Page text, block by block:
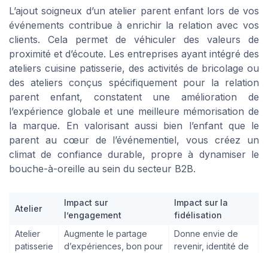
L’ajout soigneux d’un atelier parent enfant lors de vos
événements contribue à enrichir la relation avec vos
clients. Cela permet de véhiculer des valeurs de
proximité et d’écoute. Les entreprises ayant intégré des
ateliers cuisine patisserie, des activités de bricolage ou
des ateliers conçus spécifiquement pour la relation
parent enfant, constatent une amélioration de
l’expérience globale et une meilleure mémorisation de
la marque. En valorisant aussi bien l’enfant que le
parent au cœur de l’événementiel, vous créez un
climat de confiance durable, propre à dynamiser le
bouche-à-oreille au sein du secteur B2B.
Atelier
Impact sur
l’engagement
Impact sur la
fidélisation
Atelier
patisserie
Augmente le partage
d’expériences, bon pour
Donne envie de
revenir, identité de